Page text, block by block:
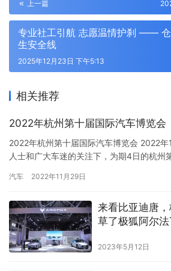
上一篇
专业社工引航 志愿温情护刹 ——
生安全线
2025年12月23日 下午5:13
相关推荐
2022年杭州第十届国际汽车博览会
2022年杭州第十届国际汽车博览会 2022年
人士和广大车迷的关注下，为期4日的杭州
中，合创汽车带来了两款车型，分别是合创
是首次在杭州国际车展亮相，计划于今年
汽车 2022年11月29日
来看比亚迪唐
草了极狐阿尔法
2023年5月12日